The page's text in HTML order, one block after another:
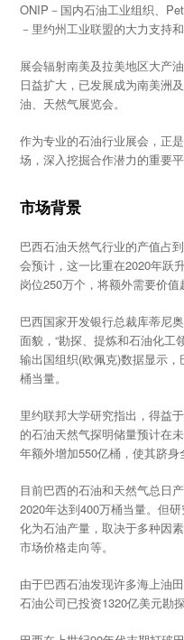
ONIP－国内石油工业组织、
－里约州工业联盟的大力支持和
展会辐射南美及拉美地区大产
日益扩大，已发展成为南美洲
油、天然气展览会。
作为专业的石油行业展会，正
场，深入挖掘合作潜力的重要平
市场背景
巴西石油天然气行业的产值占
会预计，这一比重在2020年跃
岗位250万个，将额外需要价值
巴西国家开发银行总裁库蒂尼
面貌，“勘探、提炼和石油化工
输出国组织(欧佩克)数据显示
桶当量。
里约联邦大学研究指出，得益
的石油天然气探明储量预计在
年额外增加550亿桶，使其跻身
目前巴西的石油和天然气总日
2020年达到400万桶当量。但
化为石油产量，取决于多种因
市场价格走向等。
由于巴西石油发现许多海上油
石油公司已投资1320亿美元勘